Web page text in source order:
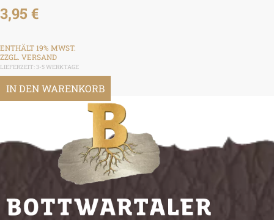
3,95 €
ENTHÄLT 19% MWST.
ZZGL. VERSAND
LIEFERZEIT: 3-5 WERKTAGE
IN DEN WARENKORB